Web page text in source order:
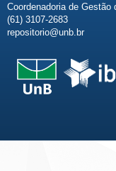
Coordenadoria de
(61) 3107-2683
repositorio@unb.br